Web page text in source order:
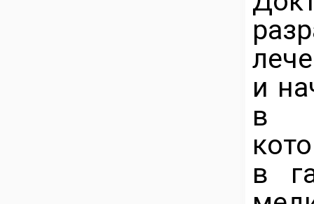
и
в
в